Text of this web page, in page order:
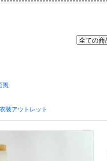
風
衣装アウトレット